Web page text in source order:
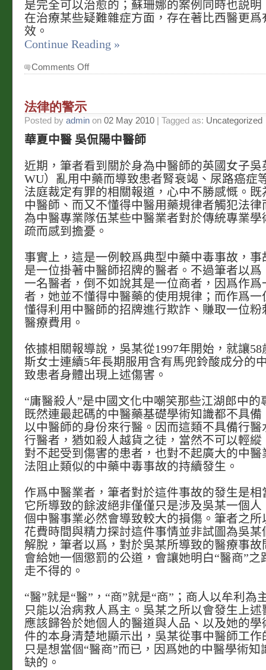
是完全可以治愈的；蘇珊娜的案例同時也説明
在治療某些疑難雜症方面，存在著比西醫更爲
效。
Continue Reading »
Comments Offon
自
愈
第
四
例
法律的警示
Posted by admin on 02 May 2010 | Tagged as: Uncategorized
華夏中醫 吳侃陽中醫師
近期，筆者看到關於身為中醫師的英國女子吳
WU）亂用中藥而導致患者腎衰竭、尿路癌症
法庭裁定有罪的相關報道，心中不勝感慨。既
中醫師、而又不懂得中醫用藥規律者觸犯法律
為中醫專業隊伍某些中醫業者對於傳統專業學
疏而感到擔憂。
事實上，這是一例較爲典型中藥中毒事故，事
是一位掛著中醫師招牌的醫者。不過筆者以爲
一名醫者，倒不如說其是一位商者，因爲作爲
者，她並不懂得中醫藥的使用規律；而作爲一
懂得利用中醫師的招牌進行欺詐、賺取一位粉
醫療費用。
依據相關報導說，吳某從1997年開始，就讓
斯女士連續5年長期服用含有馬兜鈴酸成分的
致患者身體出現上述傷害。
“庸醫殺人”是中國文化中嘲笑那些江湖郎中的
既然連最起碼的中醫藥基礎學術知識都不具備
以中醫師的身份來行醫。因而這類不具備行醫
行醫者，猶如殺人越貨之徒，當然不可以輕縱
對不起受到傷害的患者，也對不起廣大的中醫
法阻止類似的中藥中毒事故的持續發生。
作爲中醫業者，筆者對於這件事故的發生是相
它所導致的餘波絕非僅僅只是涉及吳某一個人
個中醫事業必然會導致較大的損傷。筆者之所
花費時間與精力探討這件事情並非試圖為吳某
解脫，筆者以爲，對於吳某所導致的醫療事故
會給她一個懲罰的公道，會讓她明白“醫商”之
走不得的。
“醫”就是“醫”，“商”就是“商”；商人以牟利為
只能以治病救人爲主。吳某之所以會發生上述
應該歸咎於她個人的醫道與人品、以及她的學
件的本身清楚地顯示出，吳某從事中醫師工作
只是想當個“醫商”而已，因爲她的中醫學術知
缺的。